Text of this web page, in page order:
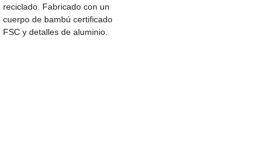
reciclado. Fabricado con un
cuerpo de bambú certificado
FSC y detalles de aluminio.